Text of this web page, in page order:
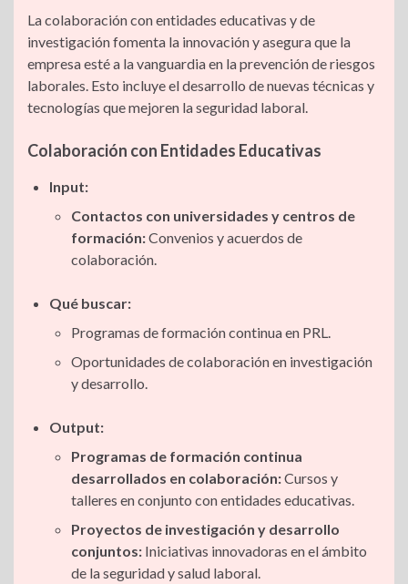
La colaboración con entidades educativas y de
investigación fomenta la innovación y asegura que la
empresa esté a la vanguardia en la prevención de riesgos
laborales. Esto incluye el desarrollo de nuevas técnicas y
tecnologías que mejoren la seguridad laboral.
Colaboración con Entidades Educativas
Input:
Contactos con universidades y centros de
formación:Convenios y acuerdos de
colaboración.
Qué buscar:
Programas de formación continua en PRL.
Oportunidades de colaboración en investigación
y desarrollo.
Output:
Programas de formación continua
desarrollados en colaboración:Cursos y
talleres en conjunto con entidades educativas.
Proyectos de investigación y desarrollo
conjuntos: Iniciativas innovadoras en el ámbito
de la seguridad y salud laboral.